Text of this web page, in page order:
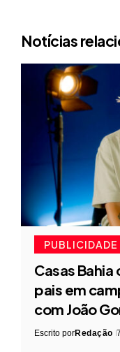
Notícias
PUBLICIDADE
Casas
pais em
com João
Escrito porRedação